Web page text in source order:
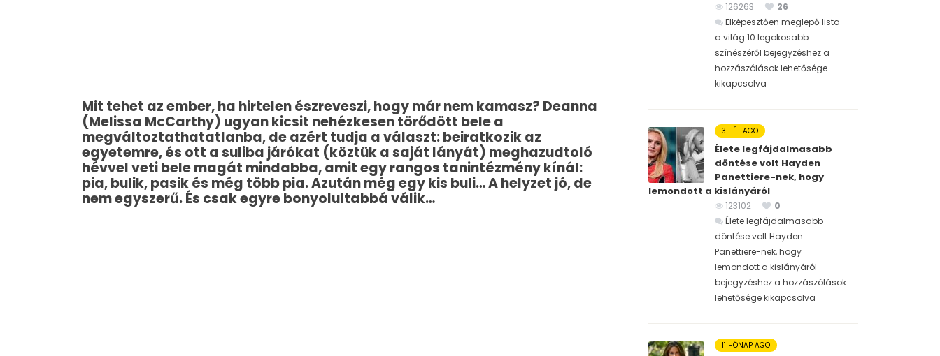
Mit tehet az ember, ha hirtelen észreveszi, hogy már nem kamasz? Deanna
(Melissa McCarthy) ugyan kicsit nehézkesen törődött bele a
megváltoztathatatlanba, de azért tudja a választ: beiratkozik az
egyetemre, és ott a suliba járókat (köztük a saját lányát) meghazudtoló
hévvel veti bele magát mindabba, amit egy rangos tanintézmény kínál:
pia, bulik, pasik és még több pia. Azután még egy kis buli… A helyzet jó, de
nem egyszerű. És csak egyre bonyolultabbá válik…
126263
26
Elképesztően meglepő lista
a világ 10 legokosabb
színészéről bejegyzéshez a
hozzászólások lehetősége
kikapcsolva
3 HÉT AGO
Élete legfájdalmasabb
döntése volt Hayden
Panettiere-nek, hogy
lemondott a kislányáról
123102
0
Élete legfájdalmasabb
döntése volt Hayden
Panettiere-nek, hogy
lemondott a kislányáról
bejegyzéshez a hozzászólások
lehetősége kikapcsolva
11 HÓNAP AGO